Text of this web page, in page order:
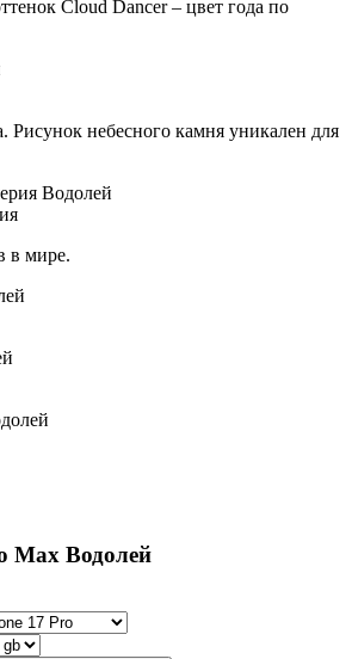
Cloud Dancer – цвет года по
Рисунок небесного камня уникален для
в мире.
Max Водолей